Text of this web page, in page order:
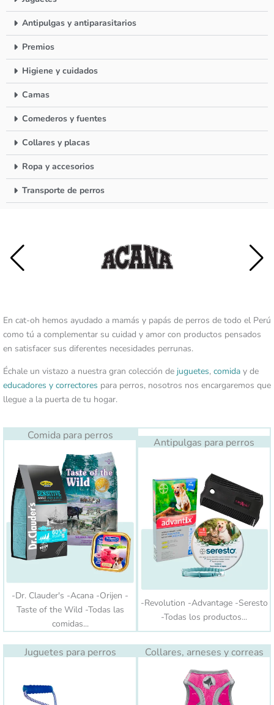
Antipulgas y antiparasitarios
Premios
Higiene y cuidados
Camas
Comederos y fuentes
Collares y placas
Ropa y accesorios
Transporte de perros
En cat-oh hemos ayudado a mamás y papás de perros de todo el Perú
como tú a complementar su cuidad y amor con productos pensados
en satisfacer sus diferentes necesidades perrunas.
Échale un vistazo a nuestra gran colección de juguetes, comida y de
educadores y correctores para perros, nosotros nos encargaremos que
llegue a la puerta de tu hogar.
Comida para perros
-Dr. Clauder's -Acana -Orijen -
Taste of the Wild -Todas las
comidas...
Antipulgas para perros
-Revolution -Advantage -Seresto
-Todas los productos...
Juguetes para perros Collares, arneses y correas